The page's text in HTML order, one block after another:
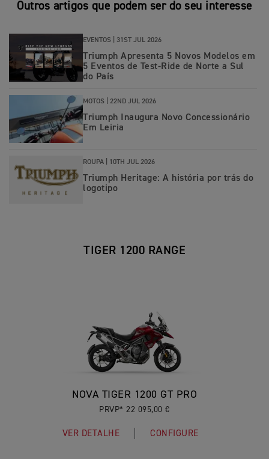
Outros artigos que podem ser do seu interesse
EVENTOS | 31ST JUL 2026
Triumph Apresenta 5 Novos Modelos em
5 Eventos de Test-Ride de Norte a Sul
do País
MOTOS | 22ND JUL 2026
Triumph Inaugura Novo Concessionário
Em Leiria
ROUPA | 10TH JUL 2026
Triumph Heritage: A história por trás do
logotipo
TIGER 1200 RANGE
NOVA TIGER 1200 GT PRO
PRVP* 22 095,00 €
VER DETALHE CONFIGURE